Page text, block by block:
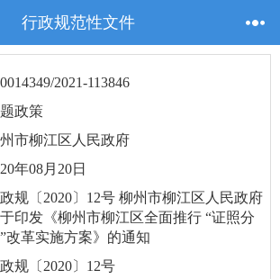
行政规范性文件
2021-113846
政策
市柳江区人民政府
年08月20日
规〔2020〕12号 柳州市柳江区人民政府
印发《柳州市柳江区全面推行 “证照分
改革实施方案》的通知
规〔2020〕12号